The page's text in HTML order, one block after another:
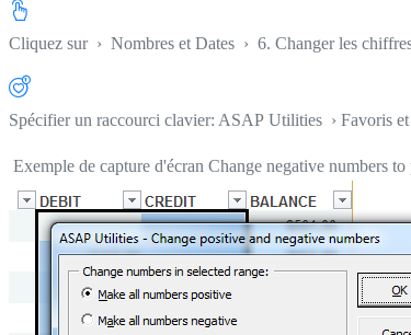
Cliquez sur › Nombres et Dates › 6. Changer les
Spécifier un raccourci clavier: ASAP Utilities › Favoris et
Exemple de capture d'écran Change negative numbers